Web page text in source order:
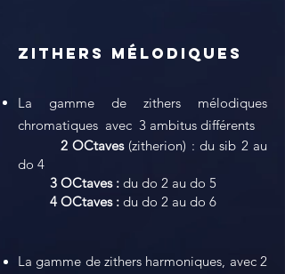
Zithers Mélodiques
La gamme de zithers
mélodiques
chromatiques avec 3 ambitus différents
2 OCtaves(zitherion) : du sib 2 au
do 4
3 OCtaves : du do 2 au do 5
4 OCtaves : du do 2 au do 6
La gamme de zithers harmoniques, avec 2